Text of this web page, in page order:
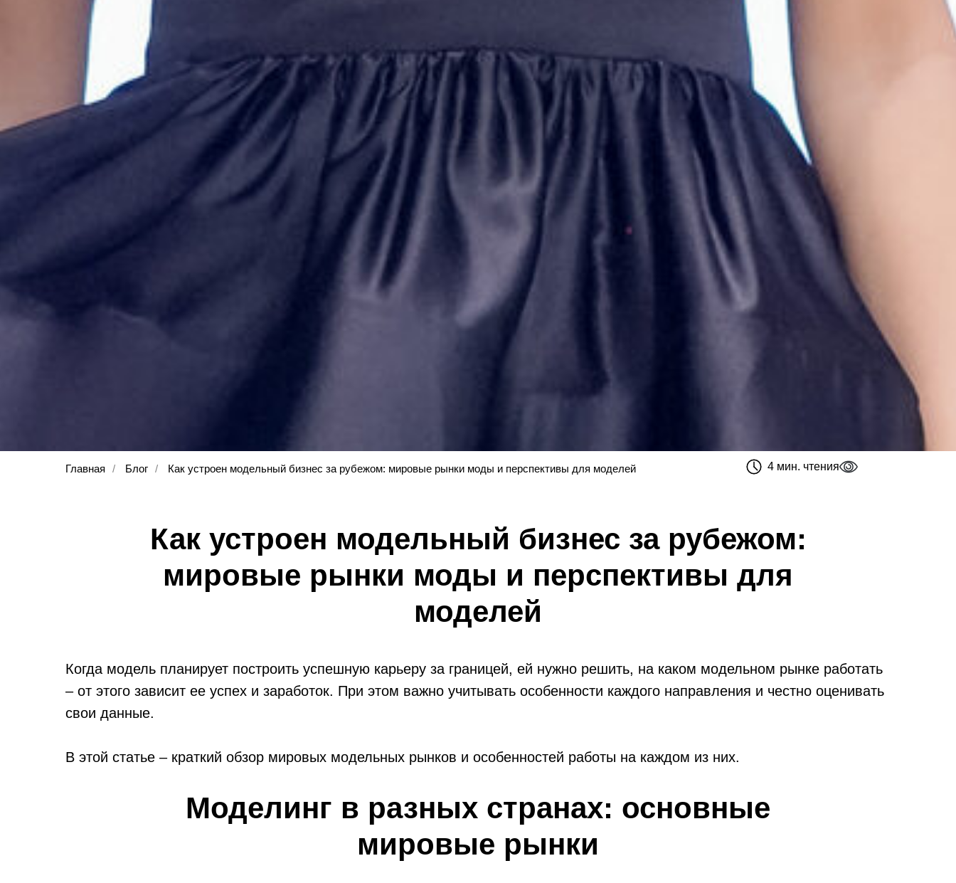
Главная / Блог / Как устроен модельный бизнес за рубежом: мировые рынки моды и перспективы для моделей 4 мин. чтения
Как устроен модельный бизнес за рубежом:
мировые рынки моды и перспективы для
моделей
Когда модель планирует построить успешную карьеру за границей, ей нужно решить, на каком модельном рынке работать
– от этого зависит ее успех и заработок. При этом важно учитывать особенности каждого направления и честно оценивать
свои данные.
В этой статье – краткий обзор мировых модельных рынков и особенностей работы на каждом из них.
Моделинг в разных странах: основные
мировые рынки